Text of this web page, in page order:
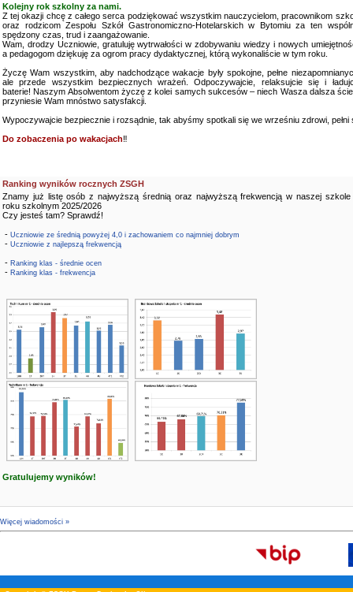
Kolejny rok szkolny za nami.
Z tej okazji chcę z całego serca podziękować wszystkim nauczycielom, pracownikom
oraz rodzicom Zespołu Szkół Gastronomiczno-Hotelarskich w Bytomiu za ten
spędzony czas, trud i zaangażowanie.
Wam, drodzy Uczniowie, gratuluję wytrwałości w zdobywaniu wiedzy i nowych
a pedagogom dziękuję za ogrom pracy dydaktycznej, którą wykonaliście w tym roku.
Życzę Wam wszystkim, aby nadchodzące wakacje były spokojne, pełne
ale przede wszystkim bezpiecznych wrażeń. Odpoczywajcie, relaksujcie się i
baterie! Naszym Absolwentom życzę z kolei samych sukcesów – niech Wasza dalsza
przyniesie Wam mnóstwo satysfakcji.
Wypoczywajcie bezpiecznie i rozsądnie, tak abyśmy spotkali się we wrześniu zdrowi, pełni
Do zobaczenia po wakacjach‼️
Ranking wyników rocznych ZSGH
Znamy już listę osób z najwyższą średnią oraz najwyższą frekwencją w naszej szkole
roku szkolnym 2025/2026
Czy jesteś tam? Sprawdź!
- Uczniowie ze średnią powyżej 4,0 i zachowaniem co najmniej dobrym
- Uczniowie z najlepszą frekwencją
- Ranking klas - średnie ocen
- Ranking klas - frekwencja
Gratulujemy wyników!
Więcej wiadomości »